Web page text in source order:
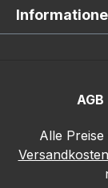
AGB
Alle
Versandkosten